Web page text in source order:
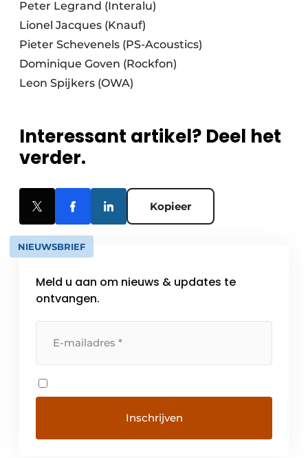
Peter Legrand (Interalu)
Lionel Jacques (Knauf)
Pieter Schevenels (PS-Acoustics)
Dominique Goven (Rockfon)
Leon Spijkers (OWA)
Interessant artikel? Deel het
verder.
Kopieer
NIEUWSBRIEF
Meld u aan om nieuws & updates te
ontvangen.